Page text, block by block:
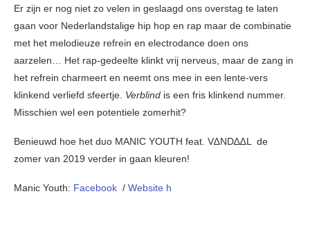
Er zijn er nog niet zo velen in geslaagd ons overstag te laten
gaan voor Nederlandstalige hip hop en rap maar de combinatie
met het melodieuze refrein en electrodance doen ons
aarzelen… Het rap-gedeelte klinkt vrij nerveus, maar de zang in
het refrein charmeert en neemt ons mee in een lente-vers
klinkend verliefd sfeertje. Verblind is een fris klinkend nummer.
Misschien wel een potentiele zomerhit?
Benieuwd hoe het duo MANIC YOUTH feat. V∆ND∆∆L de
zomer van 2019 verder in gaan kleuren!
Manic Youth: Facebook / Website h